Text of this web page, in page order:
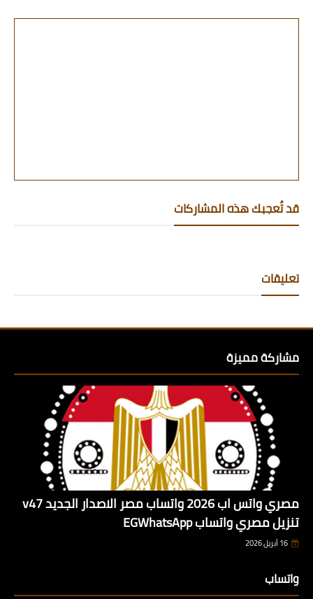
قد تُعجبك هذه المشاركات
تعليقات
مشاركة مميزة
مصري واتس اب 2026 واتساب مصر الاصدار الجديد v47
تنزيل مصري واتساب EGWhatsApp
16 أبريل 2026
واتساب